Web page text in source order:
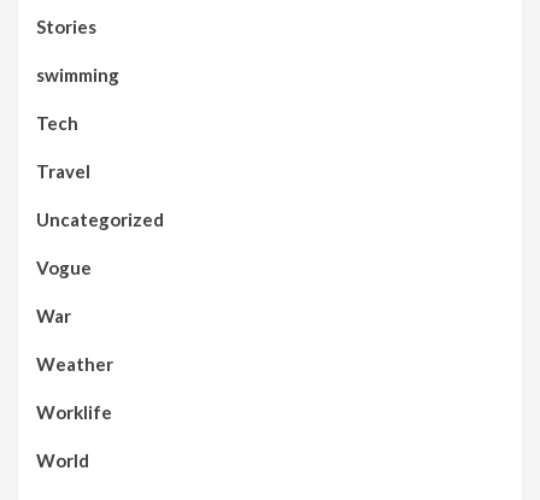
Stories
swimming
Tech
Travel
Uncategorized
Vogue
War
Weather
Worklife
World